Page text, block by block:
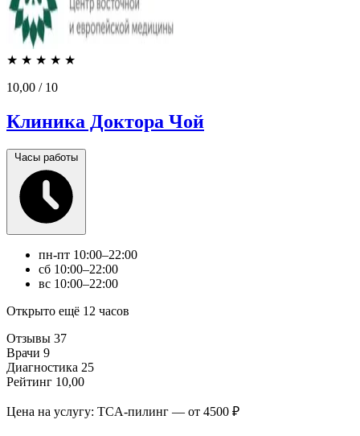
★ ★ ★ ★ ★
10,00 / 10
Клиника Доктора Чой
Часы работы
пн-пт 10:00–22:00
сб 10:00–22:00
вс 10:00–22:00
Открыто ещё 12 часов
Отзывы 37
Врачи 9
Диагностика 25
Рейтинг 10,00
Цена на услугу: TCA-пилинг — от 4500 ₽